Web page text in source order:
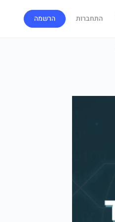
התחברות הרשמה